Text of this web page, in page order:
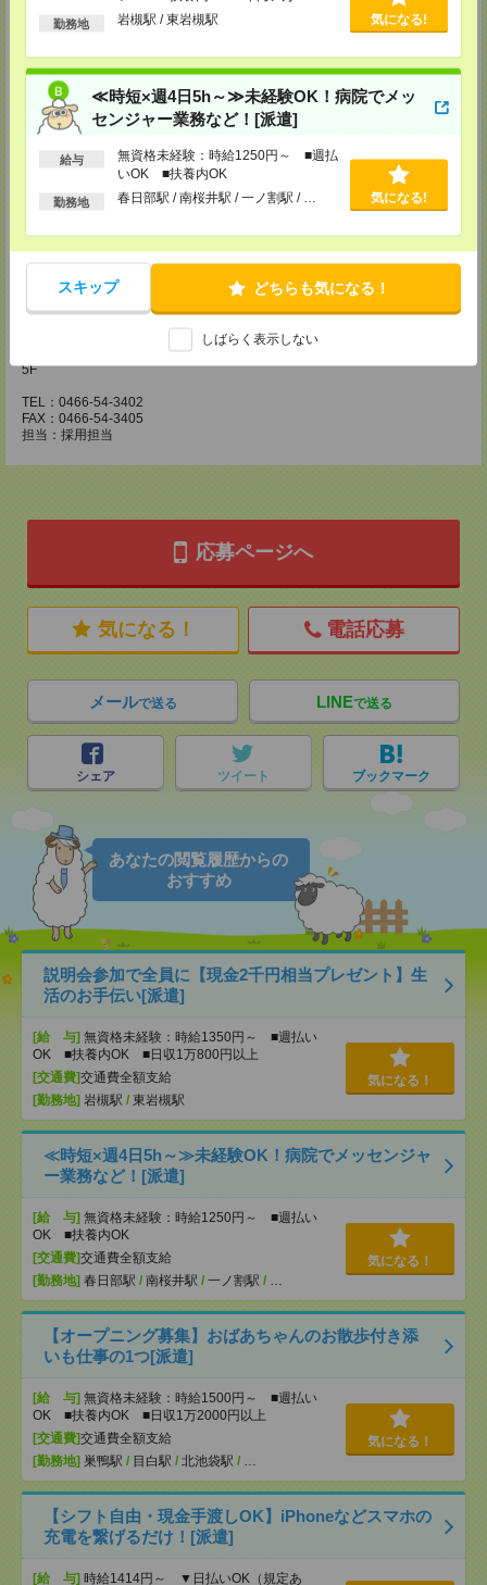
以上
勤務地 岩槻駅 / 東岩槻駅 気になる!
≪時短×週4日5h～≫未経験OK！病院でメッ
センジャー業務など！[派遣]
給与
無資格未経験：時給1250円～ ■週払
いOK ■扶養内OK
勤務地 春日部駅 / 南桜井駅 / 一ノ割駅 / … 気になる!
スキップ どちらも気になる！
しばらく表示しない
〒194-0022 東京都町田市森野1丁目36番14号 ビオレ町田ビル3F
FAX：042-728-3025
担当：採用担当
川崎医療オフィス・横浜医療オフィス
〒210-0007 神奈川県川崎市川崎区駅前本町3-1 NMF川崎東口ビル7F
TEL：044-233-3501
FAX：044-233-4305
担当：採用担当者
横浜介護オフィス
〒221-0835 神奈川県横浜市神奈川区鶴屋町2-23-2 TSプラザビルディング
5F
TEL：045-320-1901
FAX：044-233-4305
担当：採用担当者
〒251-0023 神奈川県藤沢市鵠沼花沢町1-17 藤沢朝日生命信和実業ビル
5F
TEL：0466-54-3402
FAX：0466-54-3405
担当：採用担当
応募ページへ
気になる！ 電話応募
メールで送る LINEで送る
シェア ツイート ブックマーク
あなたの閲覧履歴からの
おすすめ
説明会参加で全員に【現金2千円相当プレゼント】生
活のお手伝い[派遣]
[給 与] 無資格未経験：時給1350円～ ■週払い
OK ■扶養内OK ■日収1万800円以上
[交通費]交通費全額支給
[勤務地] 岩槻駅 / 東岩槻駅
気になる！
≪時短×週4日5h～≫未経験OK！病院でメッセンジャ
ー業務など！[派遣]
[給 与] 無資格未経験：時給1250円～ ■週払い
OK ■扶養内OK
[交通費]交通費全額支給
[勤務地] 春日部駅 / 南桜井駅 / 一ノ割駅 / …
気になる！
【オープニング募集】おばあちゃんのお散歩付き添
いも仕事の1つ[派遣]
[給 与] 無資格未経験：時給1500円～ ■週払い
OK ■扶養内OK ■日収1万2000円以上
[交通費]交通費全額支給
[勤務地] 巣鴨駅 / 目白駅 / 北池袋駅 / …
気になる！
【シフト自由・現金手渡しOK】iPhoneなどスマホの
充電を繋げるだけ！[派遣]
[給 与] 時給1414円～ ▼日払いOK（規定あ